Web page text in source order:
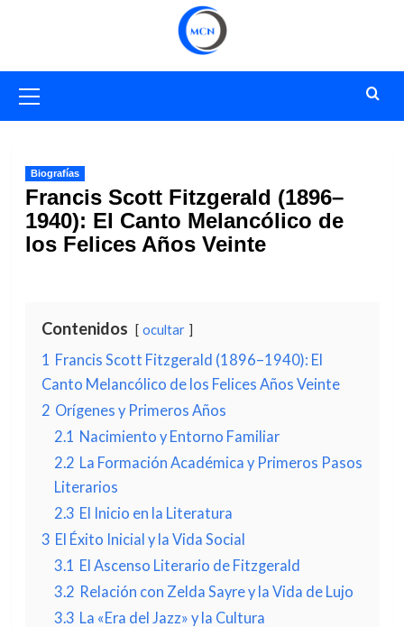
primario
Biografías
Francis Scott Fitzgerald (1896–
1940): El Canto Melancólico de
los Felices Años Veinte
Contenidos ocultar
1 Francis Scott Fitzgerald (1896–1940): El
Canto Melancólico de los Felices Años Veinte
2 Orígenes y Primeros Años
2.1 Nacimiento y Entorno Familiar
2.2 La Formación Académica y Primeros Pasos
Literarios
2.3 El Inicio en la Literatura
3 El Éxito Inicial y la Vida Social
3.1 El Ascenso Literario de Fitzgerald
3.2 Relación con Zelda Sayre y la Vida de Lujo
3.3 La «Era del Jazz» y la Cultura